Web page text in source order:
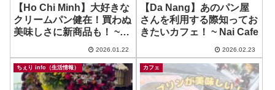
【Ho Chi Minh】大好きな
クリームパン健在！買わぬ
美味しさに新商品も！ ~
2026.01.22
【Da Nang】あのパン屋
さんを利用する際知ってお
きたいカフェ！ ~ Nai Cafe
2026.02.23
ちぇり info（生活情報） カフェ